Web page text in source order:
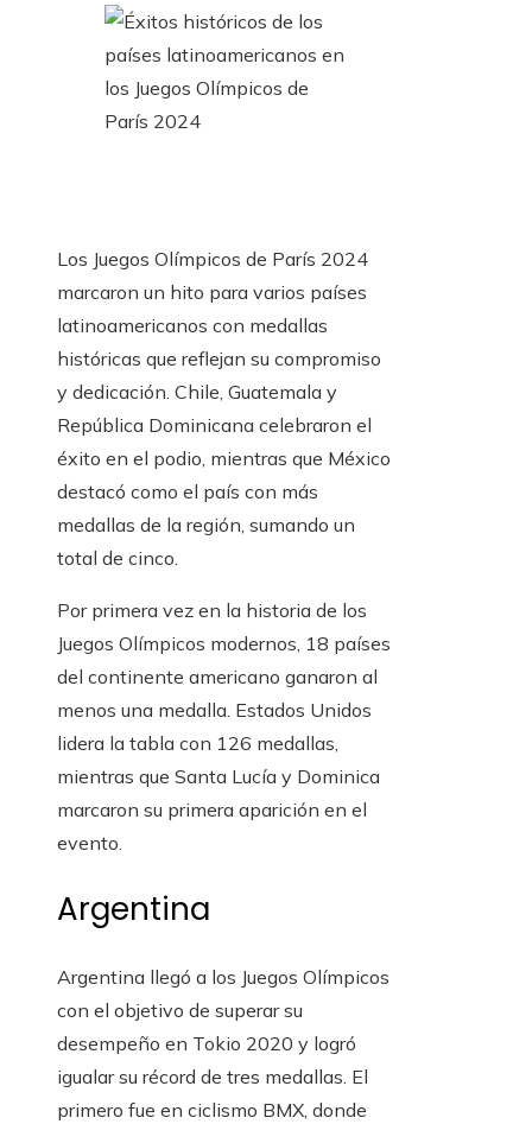
Los Juegos Olímpicos de París 2024
marcaron un hito para varios países
latinoamericanos con medallas
históricas que reflejan su compromiso
y dedicación. Chile, Guatemala y
República Dominicana celebraron el
éxito en el podio, mientras que México
destacó como el país con más
medallas de la región, sumando un
total de cinco.
Por primera vez en la historia de los
Juegos Olímpicos modernos, 18 países
del continente americano ganaron al
menos una medalla. Estados Unidos
lidera la tabla con 126 medallas,
mientras que Santa Lucía y Dominica
marcaron su primera aparición en el
evento.
Argentina
Argentina llegó a los Juegos Olímpicos
con el objetivo de superar su
desempeño en Tokio 2020 y logró
igualar su récord de tres medallas. El
primero fue en ciclismo BMX, donde